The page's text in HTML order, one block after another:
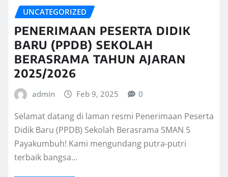
UNCATEGORIZED
PENERIMAAN PESERTA DIDIK
BARU (PPDB) SEKOLAH
BERASRAMA TAHUN AJARAN
2025/2026
admin Feb 9, 2025 0
Selamat datang di laman resmi Penerimaan Peserta
Didik Baru (PPDB) Sekolah Berasrama SMAN 5
Payakumbuh! Kami mengundang putra-putri
terbaik bangsa…